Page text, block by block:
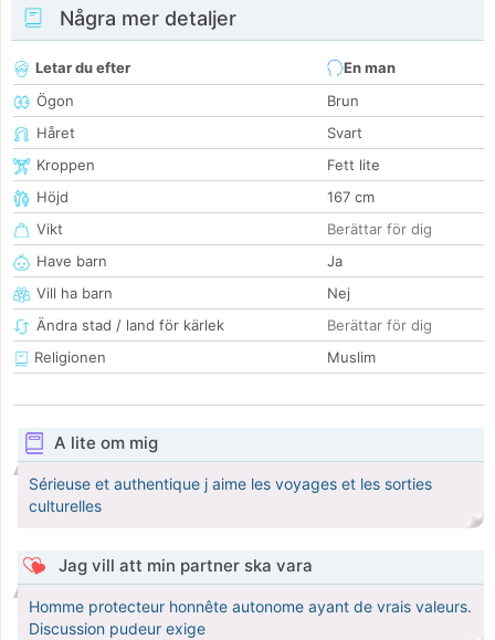
Några mer detaljer
Letar du efter
En man
Ögon
Brun
Håret
Svart
Kroppen
Fett lite
Höjd
167 cm
Vikt
Berättar för dig
Have barn
Ja
Vill ha barn
Nej
Ändra stad / land för kärlek
Berättar för dig
Religionen
Muslim
A lite om mig
Sérieuse et authentique j aime les voyages et les sorties
culturelles
Jag vill att min partner ska vara
Homme protecteur honnête autonome ayant de vrais valeurs.
Discussion pudeur exige